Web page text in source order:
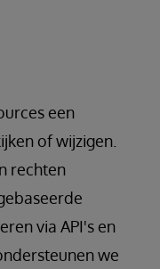
een
of wijzigen.
rechten
via API's en
we